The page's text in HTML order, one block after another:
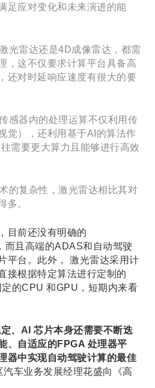
足应对变化和未来演进的能
光雷达还是4D成像雷达，都需
，这不仅要求计算平台具备高
还对时延响应速度有很大的要
感器内的处理运算不仅利用传
觉），还利用基于AI的算法作
需要更大算力且能够进行高效
的复杂性，激光雷达相比其对
多。
目前还没有明确的
而且高端的ADAS和自动驾驶
平台。此外， 激光雷达采用计
接根据特定算法进行定制的
的CPU 和GPU，短期内来看
、AI 芯片本身还需要不断迭
、自适应的FPGA 处理器平
器中实现自动驾驶计算的最佳
汽车业务发展经理花盛向《高